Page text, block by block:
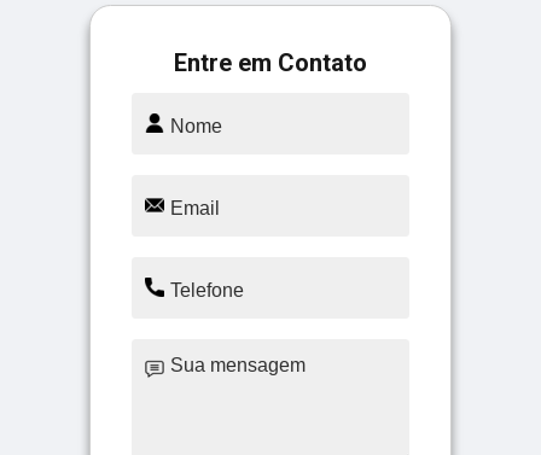
Entre em Contato